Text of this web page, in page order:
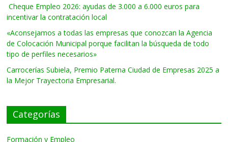
Cheque Empleo 2026: ayudas de 3.000 a 6.000 euros para
incentivar la contratación local
«Aconsejamos a todas las empresas que conozcan la Agencia
de Colocación Municipal porque facilitan la búsqueda de todo
tipo de perfiles necesarios»
Carrocerías Subiela, Premio Paterna Ciudad de Empresas 2025 a
la Mejor Trayectoria Empresarial.
Categorías
Formación y Empleo